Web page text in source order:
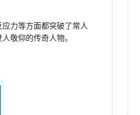
力等方面都突破了常人
敬仰的传奇人物。